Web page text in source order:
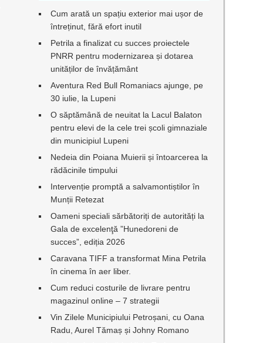
Cum arată un spațiu exterior mai ușor de
întreținut, fără efort inutil
Petrila a finalizat cu succes proiectele
PNRR pentru modernizarea și dotarea
unităților de învățământ
Aventura Red Bull Romaniacs ajunge, pe
30 iulie, la Lupeni
O săptămână de neuitat la Lacul Balaton
pentru elevi de la cele trei școli gimnaziale
din municipiul Lupeni
Nedeia din Poiana Muierii și întoarcerea la
rădăcinile timpului
Intervenție promptă a salvamontiștilor în
Munții Retezat
Oameni speciali sărbătoriți de autorități la
Gala de excelenţă ”Hunedoreni de
succes”, ediția 2026
Caravana TIFF a transformat Mina Petrila
în cinema în aer liber.
Cum reduci costurile de livrare pentru
magazinul online – 7 strategii
Vin Zilele Municipiului Petroșani, cu Oana
Radu, Aurel Tămaș și Johny Romano